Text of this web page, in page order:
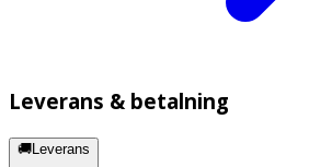
Leverans & betalning
🚚Leverans